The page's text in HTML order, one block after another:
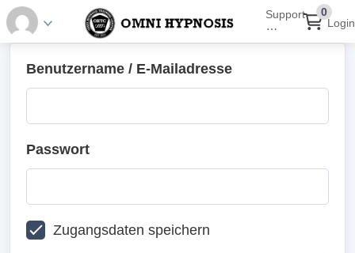
Support
⋯
0
Login
Benutzername / E-Mailadresse
Passwort
Zugangsdaten speichern